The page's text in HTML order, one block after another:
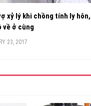
xỷ lý khi chồng tính ly hôn,
về ở cùng
23, 2017